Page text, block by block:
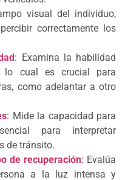
visual del individuo,
correctamente los
: Examina la habilidad
lo cual es crucial para
como adelantar a otro
: Mide la capacidad para
para interpretar
de tránsito.
de recuperación: Evalúa
a la luz intensa y